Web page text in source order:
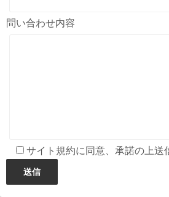
問い合わせ内容
サイト規約に同意、承諾の上送